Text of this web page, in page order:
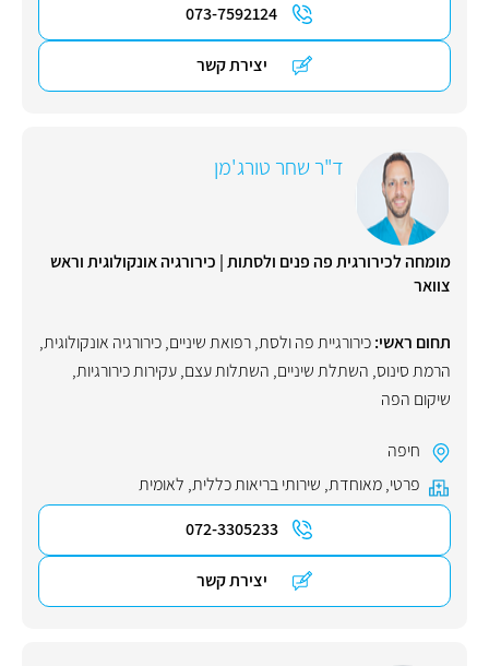
073-7592124
יצירת קשר
ד"ר שחר טורג'מן
מומחה לכירורגית פה פנים ולסתות | כירורגיה אונקולוגית וראש
צוואר
תחום ראשי:כירורגיית פה ולסת,רפואת שיניים,כירורגיה אונקולוגית,
הרמת סינוס, השתלת שיניים, השתלות עצם,עקירות כירורגיות,
שיקום הפה
חיפה
פרטי,מאוחדת, שירותי בריאות כללית, לאומית
072-3305233
יצירת קשר